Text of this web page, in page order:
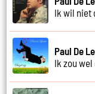
Ik wil niet
Paul De
Ik zou